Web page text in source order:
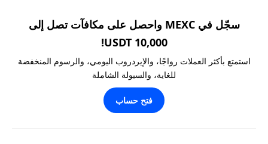
سجّل في MEXC واحصل على مكافآت تصل إلى
10,000 USDT!
استمتع بأكثر العملات رواجًا، والإيردروب اليومي، والرسوم المنخفضة
للغاية، والسيولة الشاملة
فتح حساب